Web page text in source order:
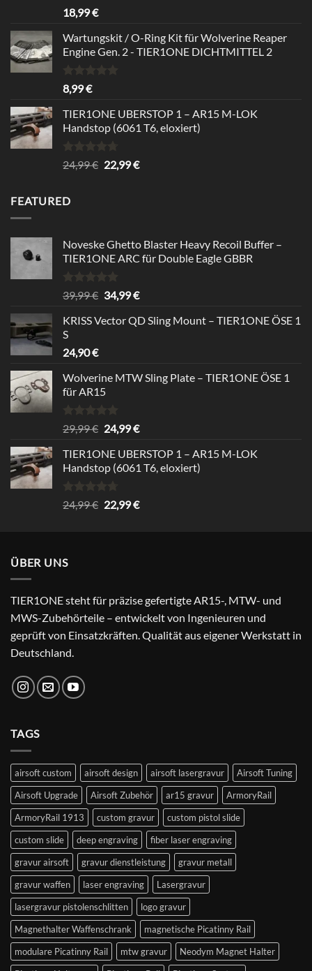
Bewertet
mit
von 5
18,99€
Wartungskit / O-Ring Kit für Wolverine Reaper
Engine Gen. 2 - TIER1ONE DICHTMITTEL 2
Bewertet
mit
von 5
8,99€
TIER1ONE UBERSTOP 1 – AR15 M-LOK
Handstop (6061 T6, eloxiert)
Bewertet
mit
24,99€ Ursprünglicher
22,99€Aktueller
FEATURED
Noveske Ghetto Blaster Heavy Recoil Buffer –
TIER1ONE ARC für Double Eagle GBBR
Bewertet
mit
von 5
39,99€ Ursprünglicher
war:
34,99€Aktueller
ist:
KRISS Vector QD Sling Mount – TIER1ONE ÖSE 1
S
24,90€
Wolverine MTW Sling Plate – TIER1ONE ÖSE 1
für AR15
Bewertet
mit
von 5
29,99€ Ursprünglicher
war:
29,99 €
24,99€Aktueller
ist:
24,99 €.
TIER1ONE UBERSTOP 1 – AR15 M-LOK
Handstop (6061 T6, eloxiert)
Bewertet
mit
24,99€ Ursprünglicher
22,99€Aktueller
ÜBER UNS
TIER1ONE steht für präzise gefertigte AR15-, MTW- und
MWS-Zubehörteile – entwickelt von Ingenieuren und
geprüft von Einsatzkräften. Qualität aus eigener Werkstatt in
Deutschland.
TAGS
airsoft custom airsoft design airsoft lasergravur
Airsoft Tuning
Airsoft Upgrade
Airsoft Zubehör ar15 gravur
ArmoryRail
ArmoryRail 1913
custom gravur
custom pistol slide
custom slide
deep engraving
fiber laser engraving
gravur airsoft
gravur dienstleistung
gravur metall
gravur waffen
laser engraving
Lasergravur
lasergravur pistolenschlitten
logo gravur
Magnethalter Waffenschrank
magnetische Picatinny Rail
modulare Picatinny Rail
mtw gravur
Neodym Magnet Halter